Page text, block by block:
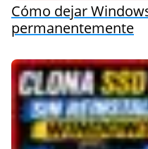
Cómo dejar
permanentemente